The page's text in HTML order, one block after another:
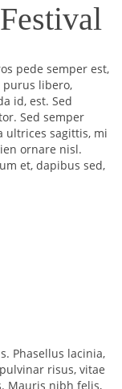
pede semper est,
purus libero,
id, est. Sed
Sed semper
ultrices sagittis, mi
ornare nisl.
et, dapibus sed,
Phasellus lacinia,
risus, vitae
Mauris nibh felis,